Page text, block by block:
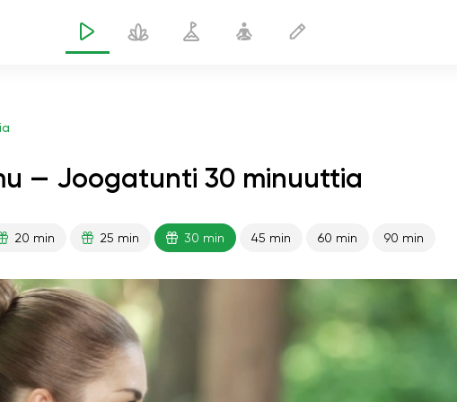
— Joogatunti 30 minuuttia
20 min 25 min 30 min 45 min 60 min 90 min